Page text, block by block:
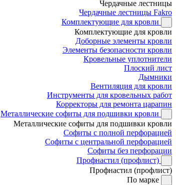
Чердачные лестницы
Чердачные лестницы Fakro
Комплектующие для кровли
Комплектующие для кровли
Доборные элементы кровли
Элементы безопасности кровли
Кровельные уплотнители
Плоский лист
Дымники
Вентиляция для кровли
Инструменты для кровельных работ
Корректоры для ремонта царапин
Металлические софиты для подшивки кровли
Металлические софиты для подшивки кровли
Софиты с полной перфорацией
Софиты с центральной перфорацией
Софиты без перфорации
Профнастил (профлист)
Профнастил (профлист)
По марке